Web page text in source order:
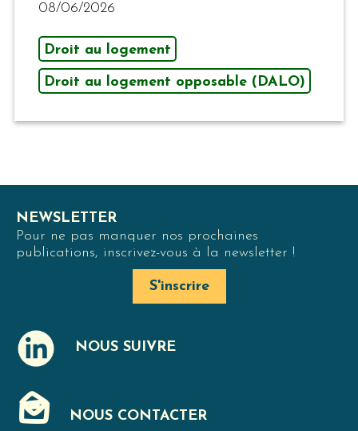
08/06/2026
Droit au logement
Droit au logement opposable (DALO)
NEWSLETTER
Pour ne pas manquer nos prochaines
publications, inscrivez-vous à la newsletter !
S'inscrire
NOUS SUIVRE
J NOUS CONTACTER